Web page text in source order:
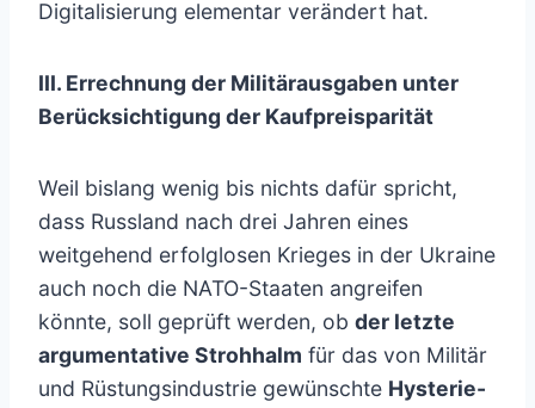
Digitalisierung elementar verändert hat.
III. Errechnung der Militärausgaben unter
Berücksichtigung der Kaufpreisparität
Weil bislang wenig bis nichts dafür spricht,
dass Russland nach drei Jahren eines
weitgehend erfolglosen Krieges in der Ukraine
auch noch die NATO-Staaten angreifen
könnte, soll geprüft werden, ob der letzte
argumentative Strohhalm für das von Militär
und Rüstungsindustrie gewünschte Hysterie-